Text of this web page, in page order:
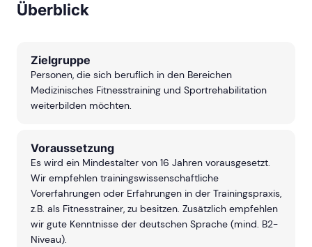
Jahr weitere Kurse zu
und hervorzuheben ist. Die
Ausbildung bei der ASG
würde ich jedem, der sich
Überblick
Zielgruppe
Personen, die sich beruflich in den Bereichen
Medizinisches Fitnesstraining und Sportrehabilitation
weiterbilden möchten.
Voraussetzung
Es wird ein Mindestalter von 16 Jahren vorausgesetzt.
Wir empfehlen trainingswissenschaftliche
Vorerfahrungen oder Erfahrungen in der Trainingspraxis,
z.B. als Fitnesstrainer, zu besitzen. Zusätzlich empfehlen
wir gute Kenntnisse der deutschen Sprache (mind. B2-
Niveau).